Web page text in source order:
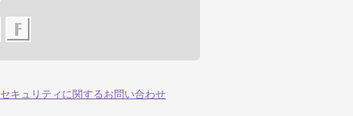
セキュリティに関するお問い合わせ